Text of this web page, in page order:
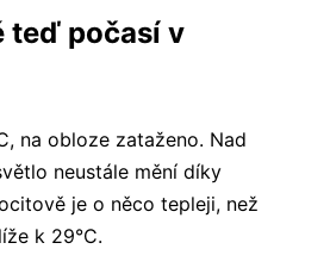
teď počasí v
na obloze zataženo. Nad
neustále mění díky
je o něco tepleji, než
k 29°C.